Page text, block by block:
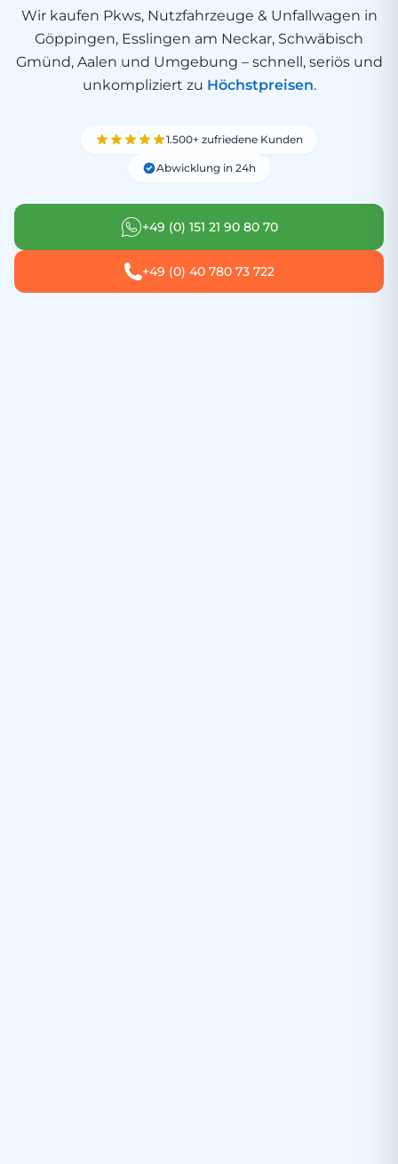
Wir kaufen Pkws, Nutzfahrzeuge & Unfallwagen in
Göppingen, Esslingen am Neckar, Schwäbisch
Gmünd, Aalen und Umgebung – schnell, seriös und
unkompliziert zu Höchstpreisen.
1.500+ zufriedene Kunden
Abwicklung in 24h
+49 (0) 151 21 90 80 70
+49 (0) 40 780 73 722